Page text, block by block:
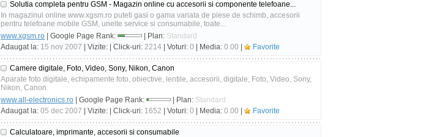
Solutia completa pentru GSM - Magazin online cu accesorii si componente telefoane...
In magazinul online www.xgsm.ro puteti gasi o gama variata de piese de schimb, accesorii
pentru telefoane mobile GSM, unelte service si consumabile, toate...
www.xgsm.ro | Google Page Rank: | Plan: Standard
Adaugat la: 15 nov 2007 | Vizite: | Click-uri: 2214 | Voturi: 0 | Media: 0.00 Favorite
Camere digitale, Foto, Video, Sony, Nikon, Canon
Aparate foto digitale, echipamente foto, obiective, lentile, accesorii, digitale, Foto, Video, Sony,
Nikon, Canon
www.all-electronics.ro | Google Page Rank: | Plan: Standard
Adaugat la: 05 dec 2007 | Vizite: | Click-uri: 1652 | Voturi: 0 | Media: 0.00 Favorite
Calculatoare, imprimante, accesorii si consumabile